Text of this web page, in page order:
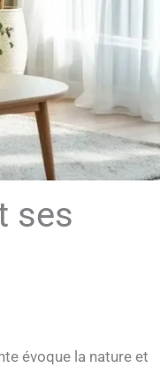
ses
évoque la nature et